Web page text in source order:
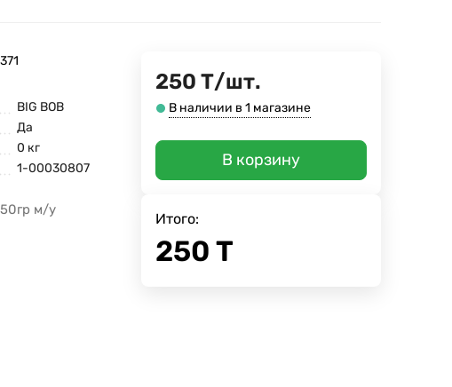
BIG BOB
Да
0 кг
1-00030807
м/у
250 Т/шт.
В наличии в 1 магазине
В корзину
Итого:
250 Т